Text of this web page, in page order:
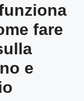
fare
e